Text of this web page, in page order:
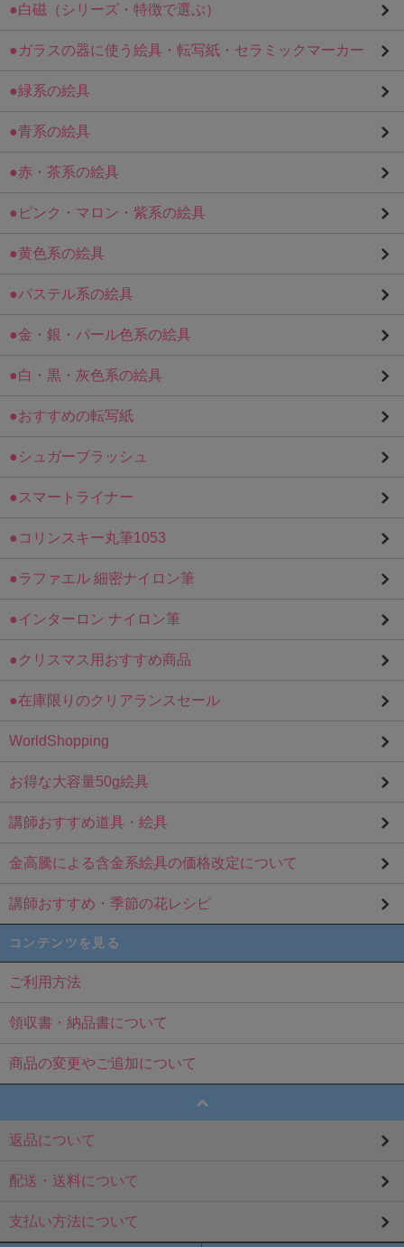
●白磁（シリーズ・特徴で選ぶ）
●ガラスの器に使う絵具・転写紙・セラミックマーカー
●緑系の絵具
●青系の絵具
●赤・茶系の絵具
●ピンク・マロン・紫系の絵具
●黄色系の絵具
●パステル系の絵具
●金・銀・パール色系の絵具
●白・黒・灰色系の絵具
●おすすめの転写紙
●シュガーブラッシュ
●スマートライナー
●コリンスキー丸筆1053
●ラファエル 細密ナイロン筆
●インターロン ナイロン筆
●クリスマス用おすすめ商品
●在庫限りのクリアランスセール
WorldShopping
お得な大容量50g絵具
講師おすすめ道具・絵具
金高騰による含金系絵具の価格改定について
講師おすすめ・季節の花レシピ
コンテンツを見る
ご利用方法
領収書・納品書について
商品の変更やご追加について
返品について
配送・送料について
支払い方法について